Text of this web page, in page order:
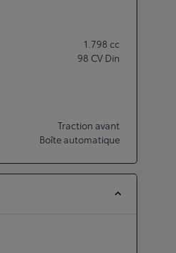
1.798 cc
98 CV Din
Traction avant
Boîte automatique